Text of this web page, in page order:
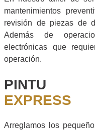
mantenimientos
revisión de piezas de
Además de
electrónicas que
operación.
PINTU
EXPRESS
Arreglamos los